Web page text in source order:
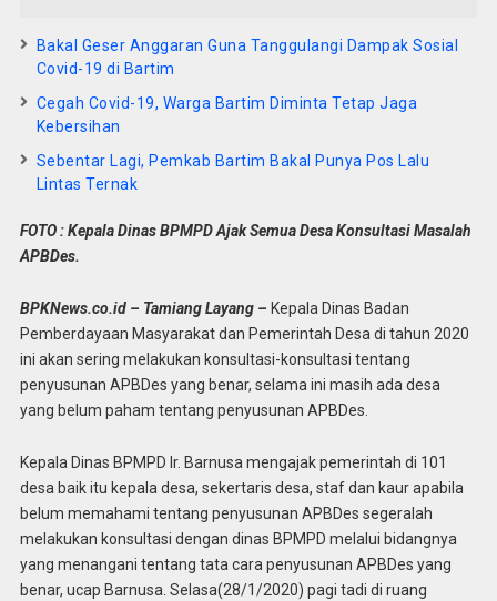
Bakal Geser Anggaran Guna Tanggulangi Dampak Sosial
Covid-19 di Bartim
Cegah Covid-19, Warga Bartim Diminta Tetap Jaga
Kebersihan
Sebentar Lagi, Pemkab Bartim Bakal Punya Pos Lalu
Lintas Ternak
FOTO : Kepala Dinas BPMPD Ajak Semua Desa Konsultasi Masalah
APBDes.
BPKNews.co.id – Tamiang Layang – Kepala Dinas Badan
Pemberdayaan Masyarakat dan Pemerintah Desa di tahun 2020
ini akan sering melakukan konsultasi-konsultasi tentang
penyusunan APBDes yang benar, selama ini masih ada desa
yang belum paham tentang penyusunan APBDes.
Kepala Dinas BPMPD Ir. Barnusa mengajak pemerintah di 101
desa baik itu kepala desa, sekertaris desa, staf dan kaur apabila
belum memahami tentang penyusunan APBDes segeralah
melakukan konsultasi dengan dinas BPMPD melalui bidangnya
yang menangani tentang tata cara penyusunan APBDes yang
benar, ucap Barnusa. Selasa(28/1/2020) pagi tadi di ruang